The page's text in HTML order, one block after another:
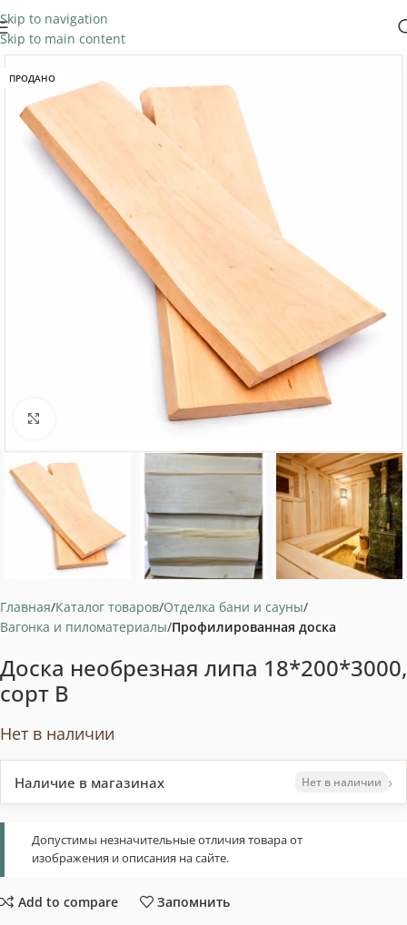
Skip to navigation
Skip to main content
ПРОДАНО
Нажмите, чтобы увеличить
Главная Каталог товаров Отделка бани и сауны
Вагонка и пиломатериалы Профилированная доска
Доска необрезная липа 18*200*3000,
сорт В
Нет в наличии
Наличие в магазинах Нет в наличии ›
Допустимы незначительные отличия товара от
изображения и описания на сайте.
Add to compare Запомнить